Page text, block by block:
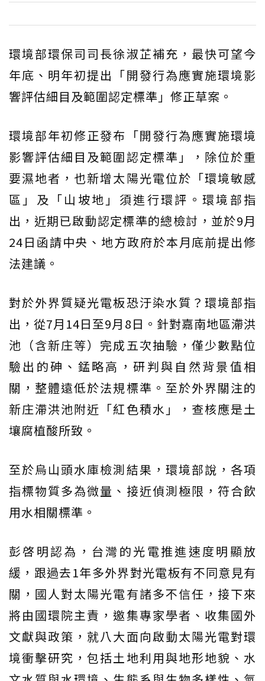
環境部環保司司長徐淑芷補充，最快可望今
年底、明年初提出「開發行為應實施環境影
響評估細目及範圍認定標準」修正草案。
環境部年初修正發布「開發行為應實施環境
影響評估細目及範圍認定標準」，除位於重
要濕地者，也新增太陽光電位於「環境敏感
區」及「山坡地」須進行環評。環境部指
出，近期已啟動認定標準的總檢討，並於9月
24日函請中央、地方政府於本月底前提出修
法建議。
對於外界質疑光電板恐汙染水質？環境部指
出，從7月14日至9月8日。針對嘉南地區滯洪
池（含新庄等）完成五次抽驗，僅少數點位
驗出的砷、錳略高，研判與自然背景值相
關，整體遠低於法規標準。至於外界關注的
新庄滯洪池附近「紅色積水」，查核應是土
壤腐植酸所致。
至於烏山頭水庫檢測結果，環境部說，各項
指標物質多為微量、接近偵測極限，符合飲
用水相關標準。
彭啓明認為，台灣的光電推進速度明顯放
緩，跟過去1年多外界對光電板有不同意見有
關，國人對太陽光電有諸多不信任，接下來
將由國環院主責，邀集專家學者、收集國外
文獻與政策，就八大面向啟動太陽光電對環
境衝擊研究，包括土地利用與地形地貌、水